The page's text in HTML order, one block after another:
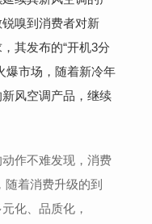
嗅到消费者对新
其发布的“开机3分
爆市场，随着新冷年
风空调产品，继续
作不难发现，消费
着消费升级的到
化、品质化，